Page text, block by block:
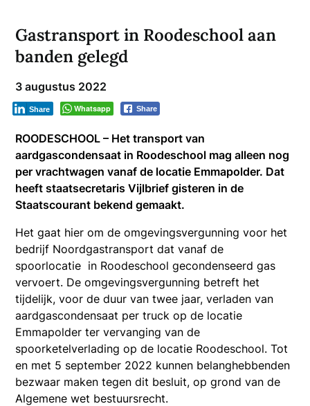
Gastransport in Roodeschool aan
banden gelegd
3 augustus 2022
Whatsapp Share
Share
ROODESCHOOL – Het transport van
aardgascondensaat in Roodeschool mag alleen nog
per vrachtwagen vanaf de locatie Emmapolder. Dat
heeft staatsecretaris Vijlbrief gisteren in de
Staatscourant bekend gemaakt.
Het gaat hier om de omgevingsvergunning voor het
bedrijf Noordgastransport dat vanaf de
spoorlocatie in Roodeschool gecondenseerd gas
vervoert. De omgevingsvergunning betreft het
tijdelijk, voor de duur van twee jaar, verladen van
aardgascondensaat per truck op de locatie
Emmapolder ter vervanging van de
spoorketelverlading op de locatie Roodeschool. Tot
en met 5 september 2022 kunnen belanghebbenden
bezwaar maken tegen dit besluit, op grond van de
Algemene wet bestuursrecht.